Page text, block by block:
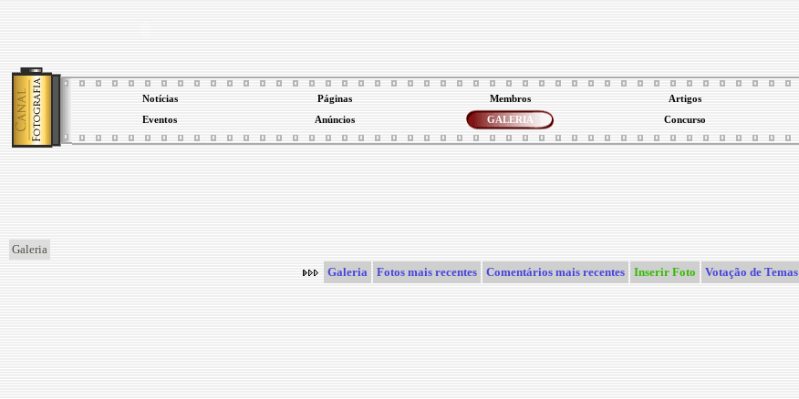
Notícias Páginas Membros Artigos
Eventos Anúncios GALERIA Concurso
Galeria
Galeria
Fotos mais recentes Comentários mais recentes Inserir Foto Votação de Temas